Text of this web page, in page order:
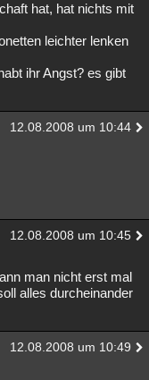
hat, hat nichts mit
leichter lenken
ihr Angst? es gibt
12.08.2008 um 10:44
12.08.2008 um 10:45
man nicht erst mal
alles durcheinander
12.08.2008 um 10:49